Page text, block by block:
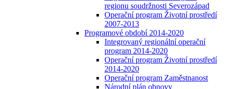
regionu soudržnosti Severozápad
Operační program Životní prostředí
2007-2013
Programové období 2014-2020
Integrovaný regionální operační
program 2014-2020
Operační program Životní prostředí
2014-2020
Operační program Zaměstnanost
Národní plán obnovy